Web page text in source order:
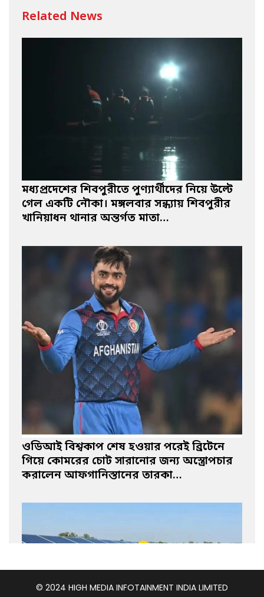
Related News
মধ্যপ্রদেশের শিবপুরীতে পুণ্যার্থীদের নিয়ে উল্টে
গেল একটি নৌকা। মঙ্গলবার সন্ধ্যায় শিবপুরীর
খানিয়াধন থানার অন্তর্গত মাতা…
ওডিআই বিশ্বকাপ শেষ হওয়ার পরেই ব্রিটেনে
গিয়ে কোমরের চোট সারানোর জন্য অস্ত্রোপচার
করালেন আফগানিস্তানের তারকা…
© 2024 HIGH MEDIA INFOTAINMENT INDIA LIMITED